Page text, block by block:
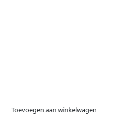
Toevoegen aan winkelwagen